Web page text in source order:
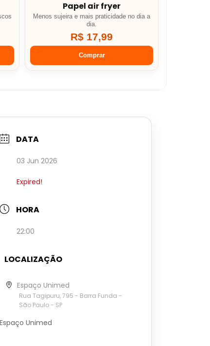
Papel air fryer
Menos sujeira e mais praticidade no dia a
dia.
R$ 17,99
Comprar
DATA
03 Jun 2026
Expired!
HORA
22:00
LOCALIZAÇÃO
Espaço Unimed
Rua Tagipuru, 795 - Barra Funda -
São Paulo - SP
Espaço Unimed